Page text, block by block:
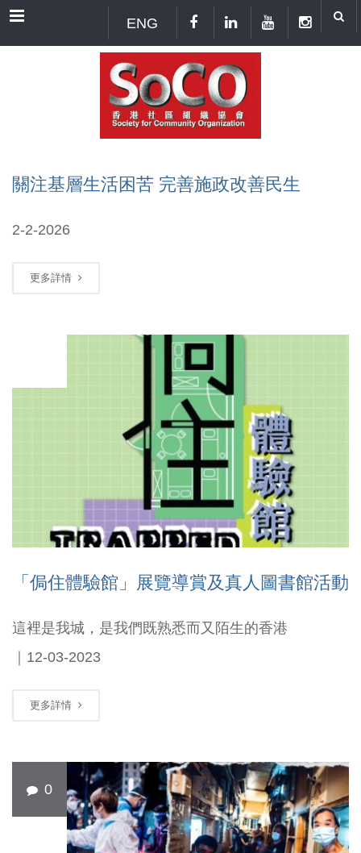
Menu ENG
關注基層生活困苦 完善施政改善民生
2-2-2026
更多詳情
「侷住體驗館」展覽導賞及真人圖書館活動
這裡是我城，是我們既熟悉而又陌生的香港
｜12-03-2023
更多詳情
0